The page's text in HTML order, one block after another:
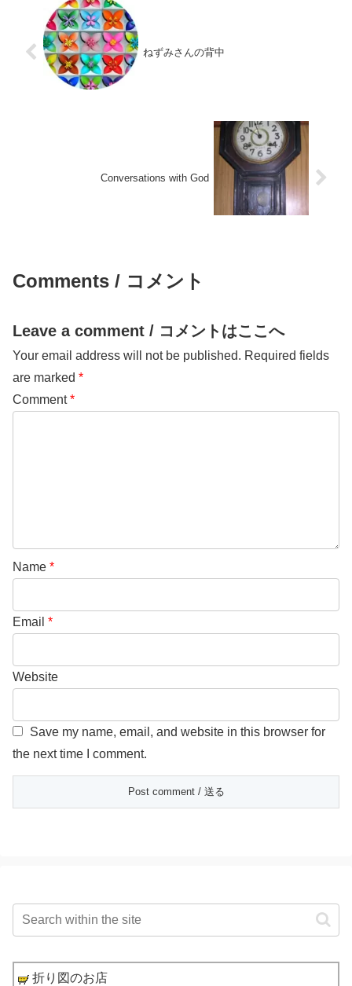
ねずみさんの背中
Conversations with God
Comments / コメント
Leave a comment / コメントはここへ
Your email address will not be published. Required fields
are marked *
Comment*
Name *
Email *
Website
Save my name, email, and website in this browser for
the next time I comment.
折り図のお店